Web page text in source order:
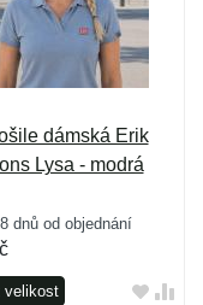
dámská Erik
Lysa - modrá
dnů od objednání
velikost